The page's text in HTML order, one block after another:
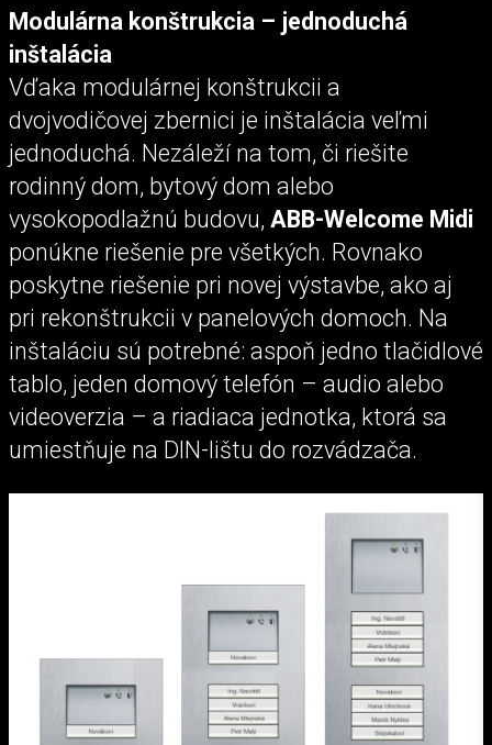
Modulárna konštrukcia – jednoduchá
inštalácia
Vďaka modulárnej konštrukcii a
dvojvodičovej zbernici je inštalácia veľmi
jednoduchá. Nezáleží na tom, či riešite
rodinný dom, bytový dom alebo
vysokopodlažnú budovu, ABB-Welcome Midi
ponúkne riešenie pre všetkých. Rovnako
poskytne riešenie pri novej výstavbe, ako aj
pri rekonštrukcii v panelových domoch. Na
inštaláciu sú potrebné: aspoň jedno tlačidlové
tablo, jeden domový telefón – audio alebo
videoverzia – a riadiaca jednotka, ktorá sa
umiestňuje na DIN-lištu do rozvádzača.